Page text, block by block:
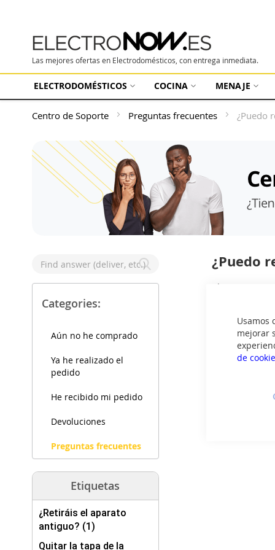
Usamos
mejorar
de
Las mejores ofertas en Electrodomésticos, con entrega inmediata.
ELECTRODOMÉSTICOS COCINA MENAJE
Centro de Soporte Preguntas frecuentes ¿Puedo
¿Puedo
Sí, nuestro
de pago
Categories:
Aún no he comprado
Ya he realizado el
pedido
He recibido mi pedido
Devoluciones
Preguntas frecuentes
Etiquetas
¿Retiráis el aparato
antiguo? (1)
Quitar la tapa de la